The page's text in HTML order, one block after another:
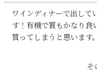
ワインディナーで出して
す！有機で質もかなり良
買ってしまうと思います。
そ